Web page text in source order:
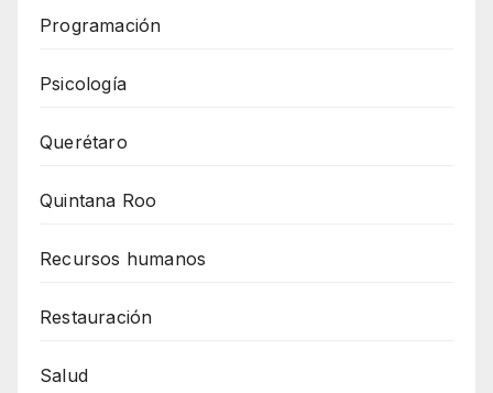
Programación
Psicología
Querétaro
Quintana Roo
Recursos humanos
Restauración
Salud